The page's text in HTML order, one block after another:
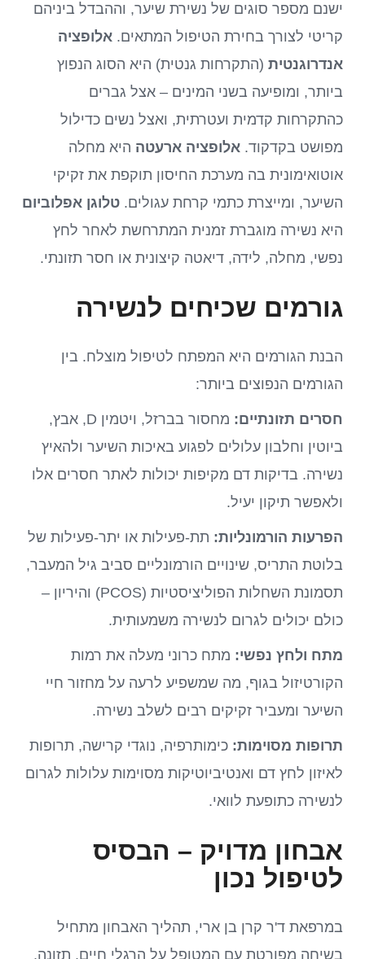
ישנם מספר סוגים של נשירת שיער, וההבדל ביניהם
קריטי לצורך בחירת הטיפול המתאים. אלופציה
אנדרוגנטית (התקרחות גנטית) היא הסוג הנפוץ
ביותר, ומופיעה בשני המינים – אצל גברים
כהתקרחות קדמית ועטרתית, ואצל נשים כדילול
מפושט בקדקוד. אלופציה ארעטה היא מחלה
אוטואימונית בה מערכת החיסון תוקפת את זקיקי
השיער, ומייצרת כתמי קרחת עגולים. טלוגן אפלוביום
היא נשירה מוגברת זמנית המתרחשת לאחר לחץ
נפשי, מחלה, לידה, דיאטה קיצונית או חסר תזונתי.
גורמים שכיחים לנשירה
הבנת הגורמים היא המפתח לטיפול מוצלח. בין
הגורמים הנפוצים ביותר:
חסרים תזונתיים:
מחסור בברזל, ויטמין D, אבץ,
ביוטין וחלבון עלולים לפגוע באיכות השיער ולהאיץ
נשירה. בדיקות דם מקיפות יכולות לאתר חסרים אלו
ולאפשר תיקון יעיל.
הפרעות הורמונליות: תת-פעילות או יתר-פעילות של
בלוטת התריס, שינויים הורמונליים סביב גיל המעבר,
תסמונת השחלות הפוליציסטיות (PCOS) והיריון –
כולם יכולים לגרום לנשירה משמעותית.
מתח ולחץ נפשי: מתח כרוני מעלה את רמות
הקורטיזול בגוף, מה שמשפיע לרעה על מחזור חיי
השיער ומעביר זקיקים רבים לשלב נשירה.
תרופות מסוימות: כימותרפיה, נוגדי קרישה, תרופות
לאיזון לחץ דם ואנטיביוטיקות מסוימות עלולות לגרום
לנשירה כתופעת לוואי.
אבחון מדויק – הבסיס
לטיפול נכון
במרפאת ד'ר קרן בן ארי, תהליך האבחון מתחיל
בשיחה מפורטת עם המטופל על הרגלי חיים, תזונה,